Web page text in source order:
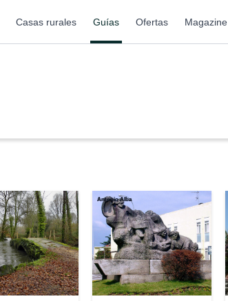
Casas rurales Guías Ofertas Magazine
Antonio Alba